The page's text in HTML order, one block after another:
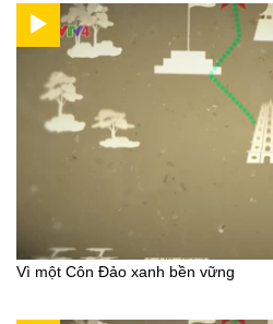
Vì một Côn Đảo xanh bền vững